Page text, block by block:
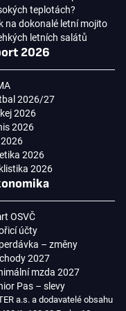
teplotách?
na dokonalé letní mojito
letních salátů
2026
2026/27
2026
2026
2026
2026
OSVČ
účty
– změny
2027
mzda 2027
Pas – slevy
a.s. a dodavatelé obsahu